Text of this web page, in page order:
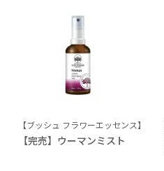
【ブッシュ フラワーエッセンス】
【完売】ウーマンミスト